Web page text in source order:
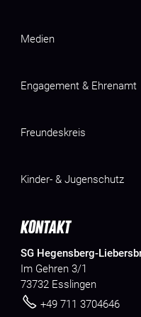
Medien
Engagement & Ehrenamt
Freundeskreis
Kinder- & Jugenschutz
KONTAKT
SG Hegensberg-
Im Gehren 3/1
73732 Esslingen
+49 711 3704646